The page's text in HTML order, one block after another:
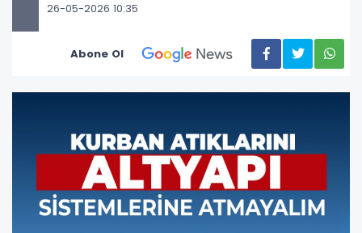
26-05-2026 10:35
Abone Ol